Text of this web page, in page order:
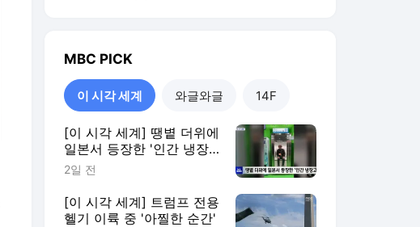
MBC PICK
이 시각 세계 와글와글 14F
[이 시각 세계] 땡볕 더위에
일본서 등장한 '인간 냉장
고'
2일 전
[이 시각 세계] 트럼프 전용
헬기 이륙 중 '아찔한 순간'